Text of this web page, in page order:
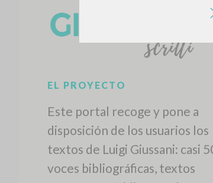
EL PROYECTO
Este portal recoge y pone a